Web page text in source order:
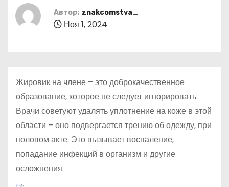
Автор: znakcomstva_
Ноя 1, 2024
Жировик на члене – это доброкачественное
образование, которое не следует игнорировать.
Врачи советуют удалять уплотнение на коже в этой
области – оно подвергается трению об одежду, при
половом акте. Это вызывает воспаление,
попадание инфекций в организм и другие
осложнения.